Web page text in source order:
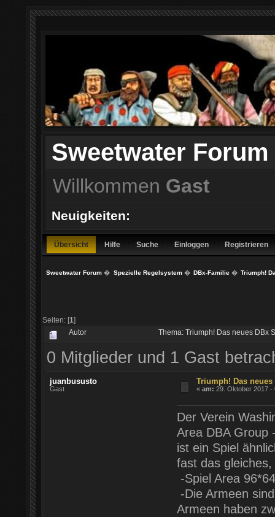
Sweetwater Forum
Willkommen Gast
Neuigkeiten:
Übersicht Hilfe Suche Einloggen Registrieren
Sweetwater Forum � Spezielle Regelsystem� DBx-Familie� Triumph!
Seiten: [1]
Autor Thema: Triumph! Das neues DBx
0 Mitglieder und 1 Gast
juanbususto
Gast
Triumph! Das
«am: 29. Oktober 2017 -
Der Verein
Area DBA Group
ist ein Spiel
fast das
-Spiel Area
-Die Armeen
Armeen haben